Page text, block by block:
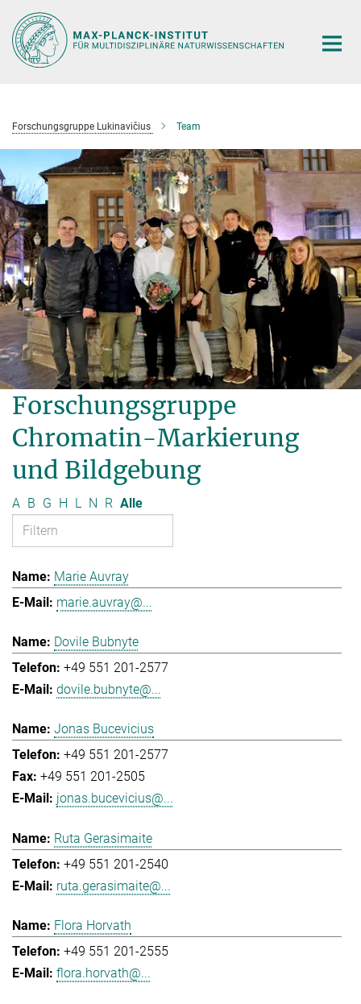
Hauptinhalt
Forschungsgruppe Lukinavičius Team
Forschungsgruppe
Chromatin-Markierung
und Bildgebung
A B G H L N R Alle
Marie Auvray
marie.auvray@...
Dovile Bubnyte
+49 551 201-2577
dovile.bubnyte@...
Jonas Bucevicius
+49 551 201-2577
+49 551 201-2505
jonas.bucevicius@...
Ruta Gerasimaite
+49 551 201-2540
ruta.gerasimaite@...
Flora Horvath
+49 551 201-2555
flora.horvath@...